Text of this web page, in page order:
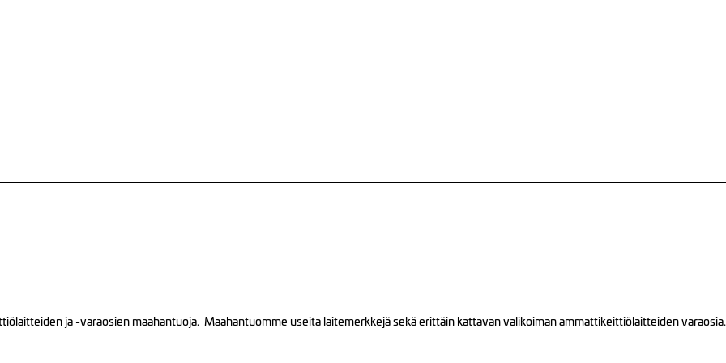
ja -varaosien maahantuoja. Maahantuomme useita laitemerkkejä sekä erittäin kattavan valikoiman ammattikeittiölaitteiden varaosia.